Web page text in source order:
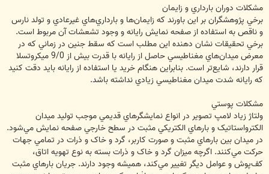
مشکلات دوران بارداري و زايمان
برخي پژوهشگران بر اين باورند که زايمان‌ها و بارداري‌هاي غيرعادي و تولد نارس
و ناقص به استفاده از صفحه نمايش رايانه و وجود تشعشات آن مربوط است.
برخي تحقيقات نشان دهنده اين مطلب است که سقط جنين در زماني که در
معرض ميدان‌هاي مغناطيسي حاصل از رايانه با قدرت بيش از 9/0 ميکروتسلا
قرار دارند، شايع‌تر است. بنابراين هنگام خريد يا استفاده از رايانه بايد دقت کنيد
که رايانه شدت ميدان مغناطيسي زيادي نداشته باشد.
مشکلات پوستي
ولتاژ زياد لامپ تصوير در انواع نمايشگرهاي قديمي موجب توليد ميدان
الکترواستاتيک و بارهاي الکتريکي مثبت در سطح خارجي صفحه نمايش مي‌شود.
در ميدان بين بارهاي مثبت و صورت کاربر، گرد و خاک و ذرات در تمامي جهات
حرکت مي‌کنند. اگرچه ميزان گرد و خاک و ذرات بسته به نوع تهويه اتاق،
کف‌پوش و عوامل ديگر تغيير مي‌کند، هميشه وجود دارند. جريان بارهاي مثبت